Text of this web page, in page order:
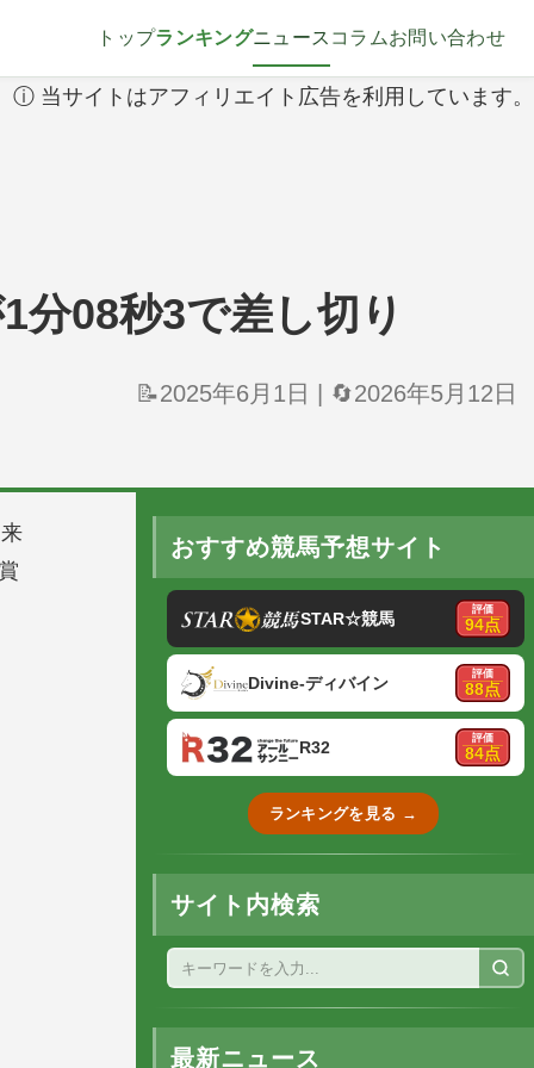
トップランキングニュース コラムお問い合わせ
ⓘ 当サイトはアフィリエイト広告を利用しています。
分08秒3で差し切り
📝2025年6月1日 | 🔄2026年5月12日
おすすめ競馬予想サイト
STAR☆競馬
評価
94点
Divine-ディバイン
評価
88点
R32
評価
84点
ランキングを見る →
サイト内検索
最新ニュース